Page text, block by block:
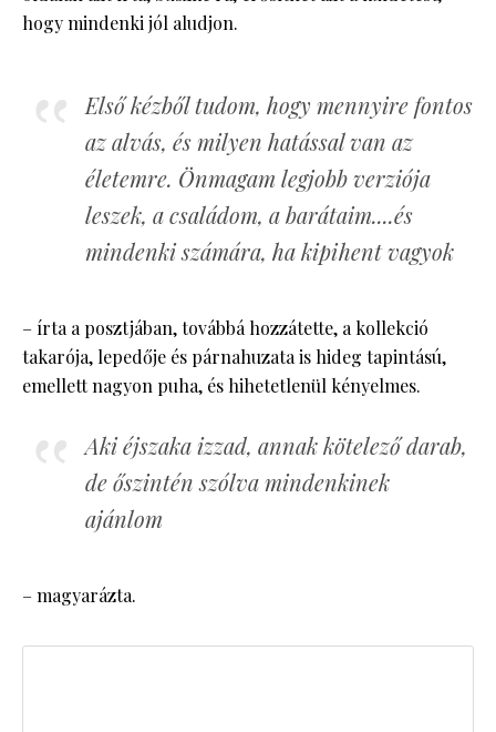
hogy mindenki jól aludjon.
Első kézből tudom, hogy mennyire fontos
az alvás, és milyen hatással van az
életemre. Önmagam legjobb verziója
leszek, a családom, a barátaim....és
mindenki számára, ha kipihent vagyok
– írta a posztjában, továbbá hozzátette, a kollekció
takarója, lepedője és párnahuzata is hideg tapintású,
emellett nagyon puha, és hihetetlenül kényelmes.
Aki éjszaka izzad, annak kötelező darab,
de őszintén szólva mindenkinek
ajánlom
– magyarázta.